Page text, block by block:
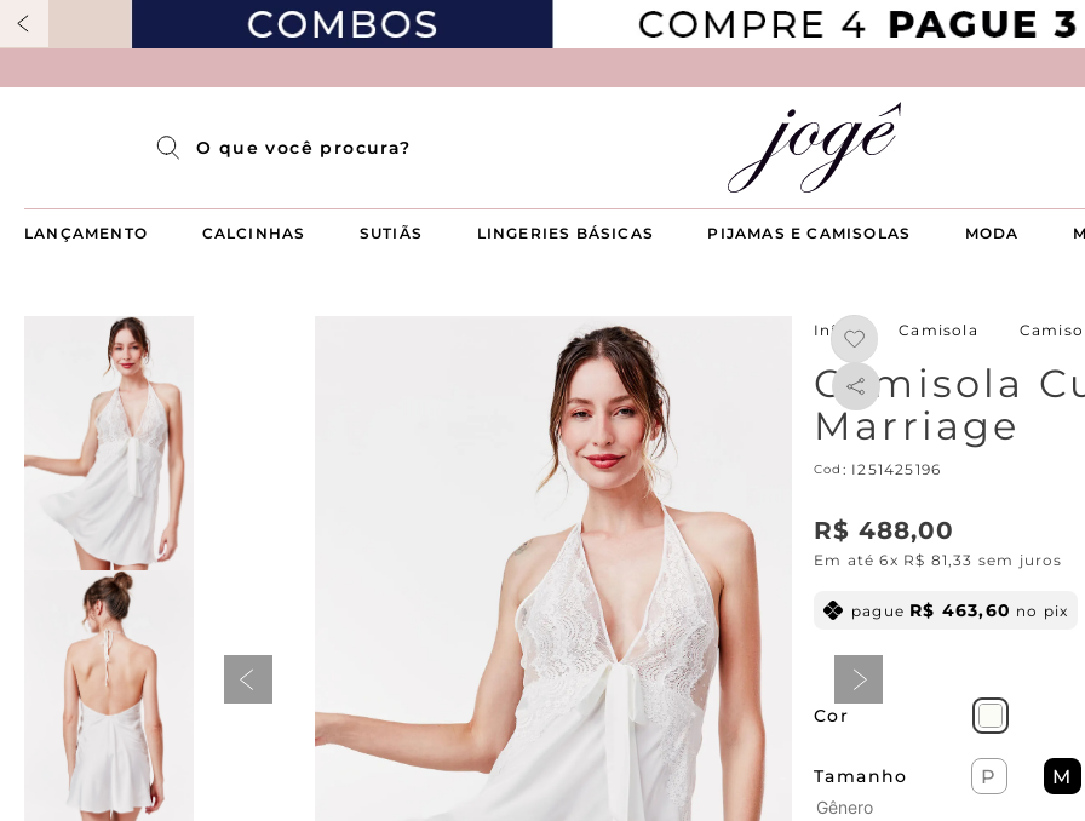
LANÇAMENTO CALCINHAS SUTIÃS LINGERIES BÁSICAS PIJAMAS E CAMISOLAS MODA
Pijama Longo Americado Aberto Luma
Pijama Capri Aberto
Pijama Curto Aberto
Camisola
Camisola
Marriage
: I251425196
R$ 488,00
Em até6x R$ 81,33 sem juros
pague R$ 463,60 no pix
Cor
Tamanho P M
Gênero